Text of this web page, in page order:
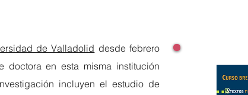
de Valladolid desde febrero
doctora en esta misma institución
incluyen el estudio de